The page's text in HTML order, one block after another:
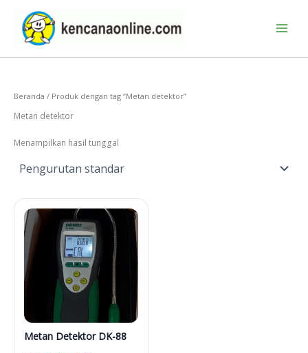
konten
Beranda / Produk dengan tag “Metan detektor”
Metan detektor
Menampilkan hasil tunggal
Metan Detektor DK-88